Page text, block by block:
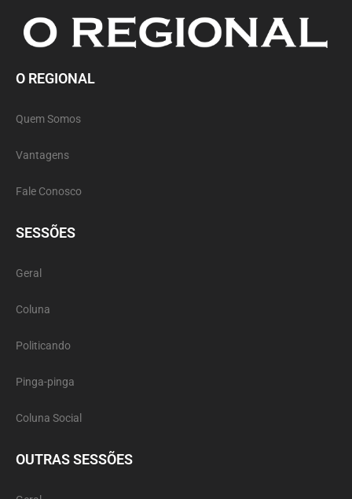
O REGIONAL
Quem Somos
Vantagens
Fale Conosco
SESSÕES
Geral
Coluna
Politicando
Pinga-pinga
Coluna Social
OUTRAS SESSÕES